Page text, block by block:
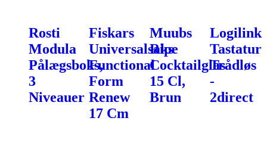
Rosti
Modula
Pålægsboks,
3
Niveauer
Fiskars
Universalsaks
Functional
Form
Renew
17 Cm
Muubs
Ripe
Cocktailglas
15 Cl,
Brun
Logilink
Tastatur
Trådløs
-
2direct